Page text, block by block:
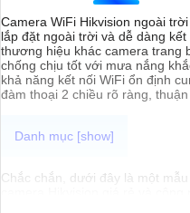
Camera WiFi Hikvision ngoài
lắp đặt ngoài trời và dễ dàng
thương hiệu khác camera trang
chống chịu tốt với mưa nắng
khả năng kết nối WiFi ổn định
đàm thoại 2 chiều rõ ràng,
Chắc chắn, dưới đây là một